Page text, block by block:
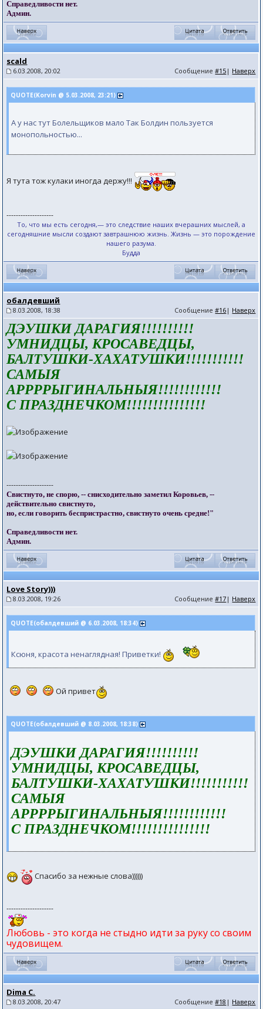
Справедливости нет.
Админ.
scald
6.03.2008, 20:02 Сообщение#15 | Наверх
QUOTE(Kоrvin @ 5.03.2008, 23:21)
А у нас тут Болельщиков мало Так Болдин пользуется
монопольностью...
Я тута тож кулаки иногда держу!!!
--------------------
То, что мы есть сегодня,— это следствие наших вчерашних мыслей, а
сегодняшние мысли создают завтрашнюю жизнь. Жизнь — это порождение
нашего разума.
Будда
обалдевший
8.03.2008, 18:38 Сообщение#16 | Наверх
ДЭУШКИ ДАРАГИЯ!!!!!!!!!!
УМНИДЦЫ, КРОСАВЕДЦЫ,
БАЛТУШКИ-ХАХАТУШКИ!!!!!!!!!!!
САМЫЯ
АРРРРЫГИНАЛЬНЫЯ!!!!!!!!!!!!
С ПРАЗДНЕЧКОМ!!!!!!!!!!!!!!!
--------------------
Свистнуто, не спорю, -- снисходительно заметил Коровьев, --
действительно свистнуто,
но, если говорить беспристрастно, свистнуто очень средне!"
Справедливости нет.
Админ.
Love Story)))
8.03.2008, 19:26 Сообщение#17 | Наверх
QUOTE(обалдевший @ 6.03.2008, 18:34)
Ксюня, красота ненаглядная! Приветки!
Ой привет
QUOTE(обалдевший @ 8.03.2008, 18:38)
ДЭУШКИ ДАРАГИЯ!!!!!!!!!!
УМНИДЦЫ, КРОСАВЕДЦЫ,
БАЛТУШКИ-ХАХАТУШКИ!!!!!!!!!!!
САМЫЯ
АРРРРЫГИНАЛЬНЫЯ!!!!!!!!!!!!
С ПРАЗДНЕЧКОМ!!!!!!!!!!!!!!!
Спасибо за нежные слова))))))
--------------------
Любовь - это когда не стыдно идти за руку со своим
чудовищем.
Dima C.
8.03.2008, 20:47 Сообщение#18 | Наверх